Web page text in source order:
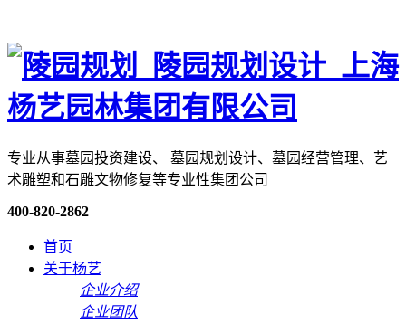
专业从事墓园投资建设、 墓园规划设计、墓园经营管理、艺
术雕塑和石雕文物修复等专业性集团公司
400-820-2862
首页
关于杨艺
企业介绍
企业团队